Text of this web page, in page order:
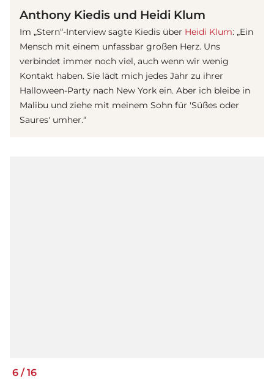
Anthony Kiedis und Heidi Klum
Im „Stern“-Interview sagte Kiedis über Heidi Klum: „Ein
Mensch mit einem unfassbar großen Herz. Uns
verbindet immer noch viel, auch wenn wir wenig
Kontakt haben. Sie lädt mich jedes Jahr zu ihrer
Halloween-Party nach New York ein. Aber ich bleibe in
Malibu und ziehe mit meinem Sohn für 'Süßes oder
Saures' umher.“
6 /16